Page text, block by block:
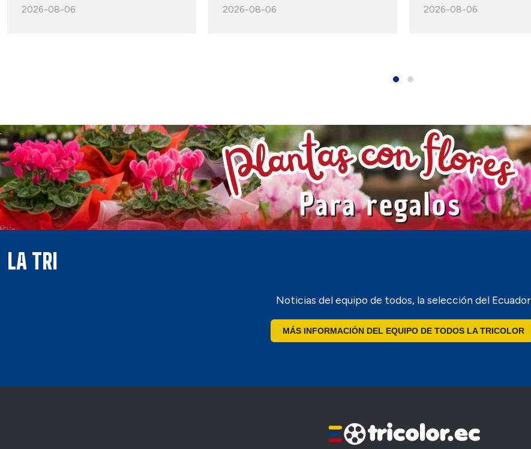
2026-08-06 2026-08-06 2026-08-06
LA TRI
Noticias del equipo de todos, la selección del Ecuador
MÁS INFORMACIÓN DEL EQUIPO DE TODOS LA TRICOLOR